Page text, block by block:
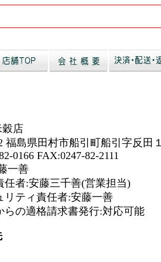
穀店
福島県田村市船引町船引字反田
0166 FAX:0247-82-2111
一善
任者:安藤三千善(営業担当)
リティ責任者:安藤一善
らの適格請求書発行:対応可能